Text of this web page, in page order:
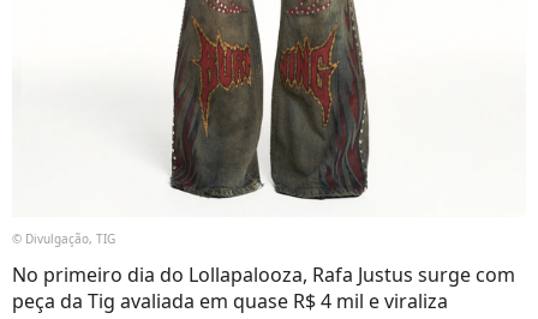
© Divulgação, TIG
No primeiro dia do Lollapalooza, Rafa Justus surge com
peça da Tig avaliada em quase R$ 4 mil e viraliza